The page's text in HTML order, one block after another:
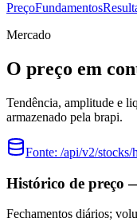
PreçoFundamentos
Mercado
O preço em
Tendência, amplitude e
armazenado pela brapi.
Fonte: /api/v2/stocks/
Histórico de preço
Fechamentos diários;